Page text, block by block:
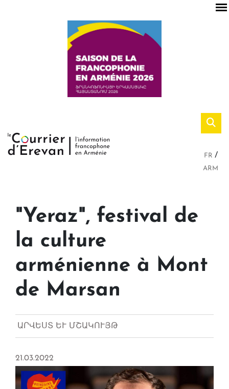
FR
ARM
"Yeraz", festival de
la culture
arménienne à Mont
de Marsan
ԱՐՎԵՍՏ ԵՒ ՄՇԱԿՈՒՅԹ
21.03.2022